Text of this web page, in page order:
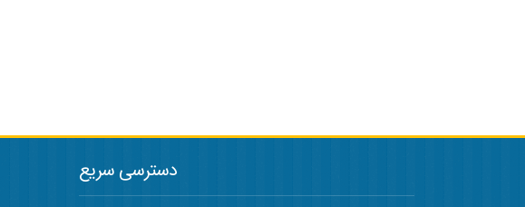
دسترسی سریع